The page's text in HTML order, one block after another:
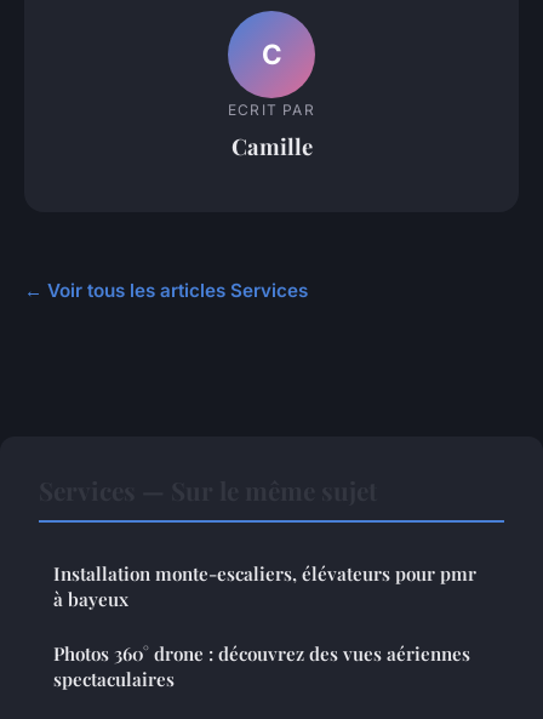
C
ECRIT PAR
Camille
← Voir tous les articles Services
Installation monte-escaliers, élévateurs pour pmr
à bayeux
Photos 360° drone : découvrez des vues aériennes
spectaculaires